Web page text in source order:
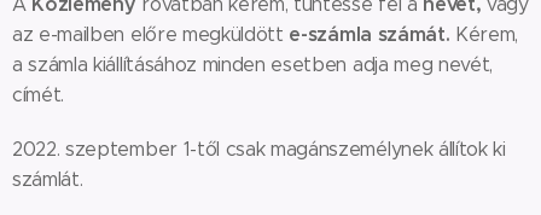
az e-mailben előre megküldött e-számla számát. Kérem,
a számla kiállításához minden esetben adja meg nevét,
címét.
2022. szeptember 1-től csak magánszemélynek állítok ki
számlát.